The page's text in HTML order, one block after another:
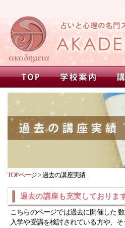
TOPページ>過去の講座実績
過去の講座も充実しておりま
こちらのページでは過去に開催した
入学や受講を検討されている方や、